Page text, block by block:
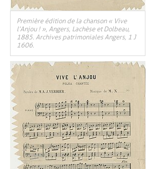
Première édition de la chanson « Vive
l’Anjou ! », Angers, Lachèse et Dolbeau,
1885. Archives patrimoniales Angers, 1 J
1606.